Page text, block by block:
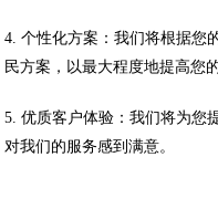
4. 个性化方案：我们将根据您
民方案，以最大程度地提高您
5. 优质客户体验：我们将为您
对我们的服务感到满意。